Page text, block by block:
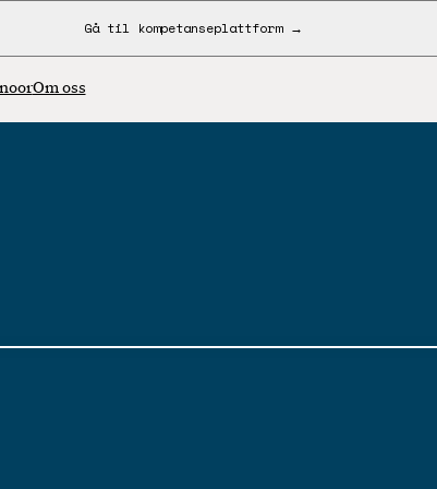
Gå til kompetanseplattform →
Om oss